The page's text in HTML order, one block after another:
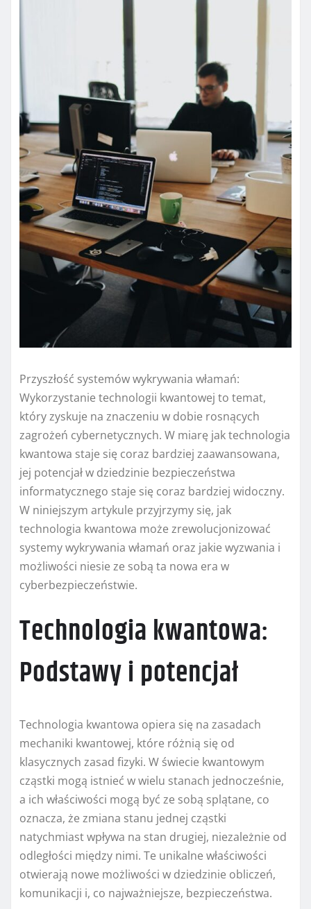
Przyszłość systemów wykrywania włamań:
Wykorzystanie technologii kwantowej to temat,
który zyskuje na znaczeniu w dobie rosnących
zagrożeń cybernetycznych. W miarę jak technologia
kwantowa staje się coraz bardziej zaawansowana,
jej potencjał w dziedzinie bezpieczeństwa
informatycznego staje się coraz bardziej widoczny.
W niniejszym artykule przyjrzymy się, jak
technologia kwantowa może zrewolucjonizować
systemy wykrywania włamań oraz jakie wyzwania i
możliwości niesie ze sobą ta nowa era w
cyberbezpieczeństwie.
Technologia kwantowa:
Podstawy i potencjał
Technologia kwantowa opiera się na zasadach
mechaniki kwantowej, które różnią się od
klasycznych zasad fizyki. W świecie kwantowym
cząstki mogą istnieć w wielu stanach jednocześnie,
a ich właściwości mogą być ze sobą splątane, co
oznacza, że zmiana stanu jednej cząstki
natychmiast wpływa na stan drugiej, niezależnie od
odległości między nimi. Te unikalne właściwości
otwierają nowe możliwości w dziedzinie obliczeń,
komunikacji i, co najważniejsze, bezpieczeństwa.